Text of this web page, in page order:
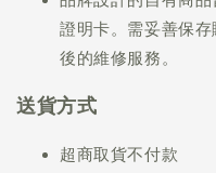
證明卡。需妥善保
後的維修服務。
送貨方式
超商取貨不付款